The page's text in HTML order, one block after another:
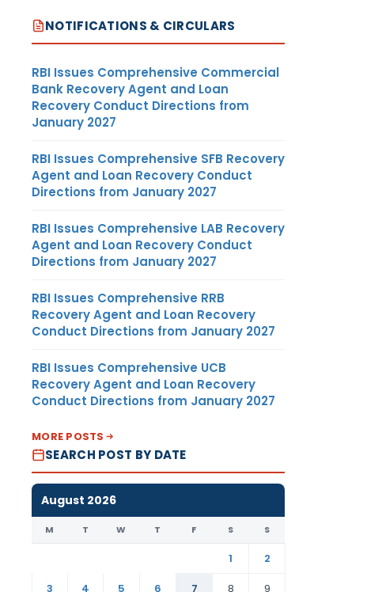
NOTIFICATIONS & CIRCULARS
RBI Issues Comprehensive Commercial
Bank Recovery Agent and Loan
Recovery Conduct Directions from
January 2027
RBI Issues Comprehensive SFB Recovery
Agent and Loan Recovery Conduct
Directions from January 2027
RBI Issues Comprehensive LAB Recovery
Agent and Loan Recovery Conduct
Directions from January 2027
RBI Issues Comprehensive RRB
Recovery Agent and Loan Recovery
Conduct Directions from January 2027
RBI Issues Comprehensive UCB
Recovery Agent and Loan Recovery
Conduct Directions from January 2027
MORE POSTS
SEARCH POST BY DATE
August 2026
M T W T F S S
1
2
3
4 5 6 7 8 9